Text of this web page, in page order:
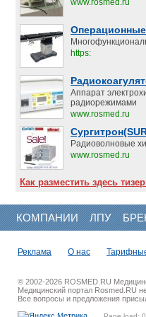
www.rosmed.ru
https:
Аппарат
радиорежимами
www.rosmed.ru
Радиоволновые
www.rosmed.ru
Как разместить здесь
КОМПАНИИ ЛПУ
Реклама О нас
© 2002-2026 ROSMED.RU
Медицинский портал Rosmed.RU
Все вопросы и предложения